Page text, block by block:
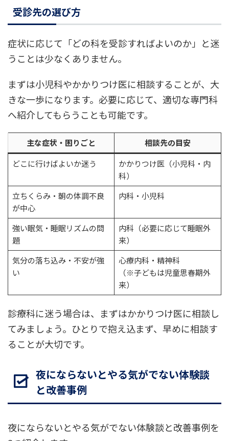
受診先の選び方
症状に応じて「どの科を受診すればよいのか」と迷
うことは少なくありません。
まずは小児科やかかりつけ医に相談することが、大
きな一歩になります。必要に応じて、適切な専門科
へ紹介してもらうことも可能です。
主な症状・困りごと
相談先の目安
どこに行けばよいか迷う
かかりつけ医（小児科・内
科）
立ちくらみ・朝の体調不良
が中心
内科・小児科
強い眠気・睡眠リズムの問
題
内科（必要に応じて睡眠外
来）
気分の落ち込み・不安が強
い
心療内科・精神科
（※子どもは児童思春期外
来）
診療科に迷う場合は、まずはかかりつけ医に相談し
てみましょう。ひとりで抱え込まず、早めに相談す
ることが大切です。
夜にならないとやる気がでない体験談
と改善事例
夜にならないとやる気がでない体験談と改善事例を